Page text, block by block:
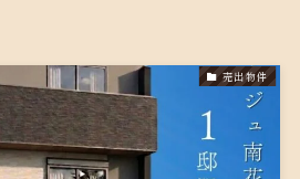
売出物件